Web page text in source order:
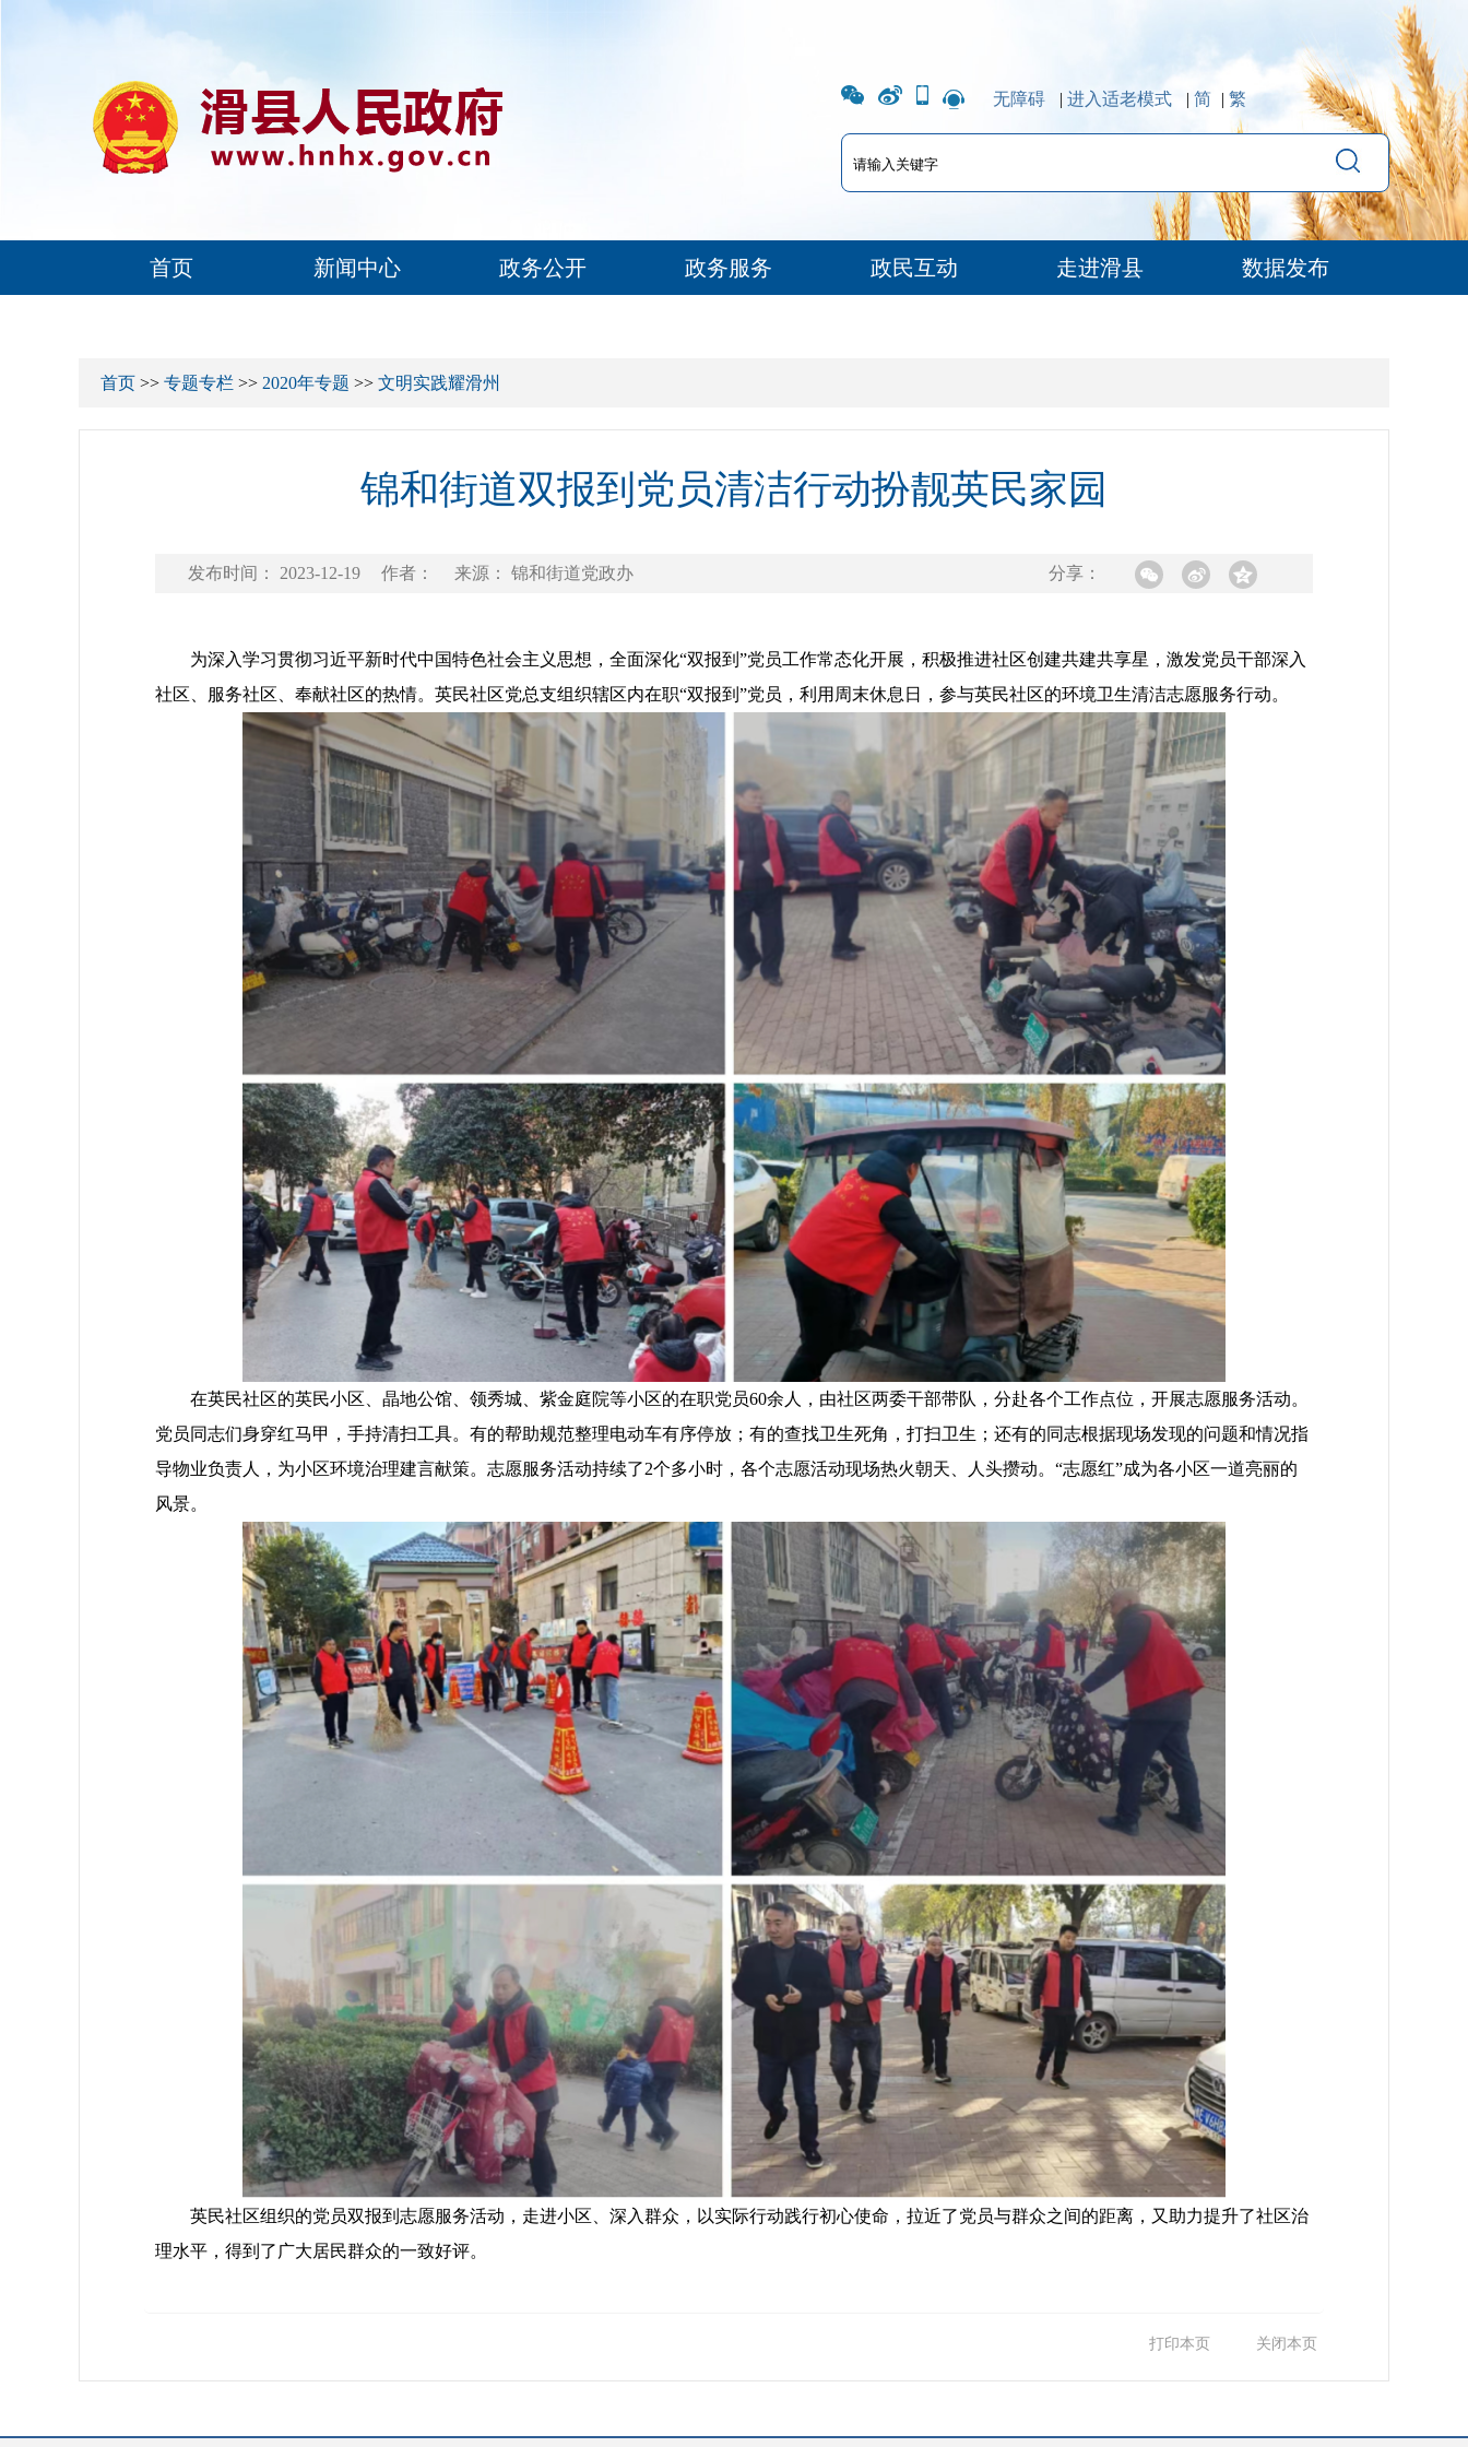
无障碍 | 进入适老模式 | 简 | 繁
首页 新闻中心 政务公开 政务服务 政民互动 走进滑县 数据发布
首页 >> 专题专栏 >> 2020年专题 >> 文明实践耀滑州
锦和街道双报到党员清洁行动扮靓英民家园
发布时间： 2023-12-19 作者： 来源： 锦和街道党政办 分享：
为深入学习贯彻习近平新时代中国特色社会主义思想，全面深化“双报到”党员工作常态化开展，积极推进社区创建共建共享星，激发党员干部深入
社区、服务社区、奉献社区的热情。英民社区党总支组织辖区内在职“双报到”党员，利用周末休息日，参与英民社区的环境卫生清洁志愿服务行动。
在英民社区的英民小区、晶地公馆、领秀城、紫金庭院等小区的在职党员60余人，由社区两委干部带队，分赴各个工作点位，开展志愿服务活动。
党员同志们身穿红马甲，手持清扫工具。有的帮助规范整理电动车有序停放；有的查找卫生死角，打扫卫生；还有的同志根据现场发现的问题和情况指
导物业负责人，为小区环境治理建言献策。志愿服务活动持续了2个多小时，各个志愿活动现场热火朝天、人头攒动。“志愿红”成为各小区一道亮丽的
风景。
英民社区组织的党员双报到志愿服务活动，走进小区、深入群众，以实际行动践行初心使命，拉近了党员与群众之间的距离，又助力提升了社区治
理水平，得到了广大居民群众的一致好评。
打印本页 关闭本页